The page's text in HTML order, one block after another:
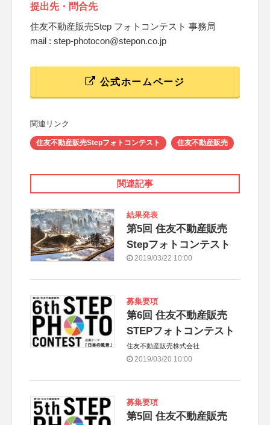
提出先・問合先
住友不動産販売Step フォトコンテスト 事務局
mail : step-photocon@stepon.co.jp
公式ホームページ
関連リンク
住友不動産販売Stepフォトコンテスト 住友不動産販売
関連記事
結果発表
第5回 住友不動産販売
Stepフォトコンテスト
2019/03/22 10:00
募集要項
第6回 住友不動産販売
STEPフォトコンテスト
住友不動産販売株式会社
2019/03/20 10:00
募集要項
第5回 住友不動産販売